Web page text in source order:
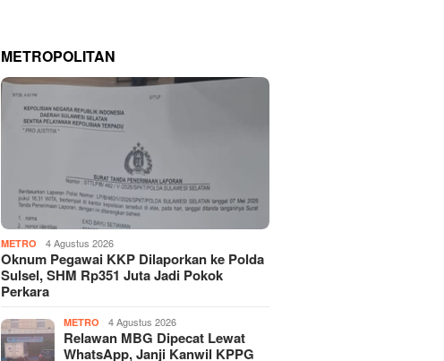
METROPOLITAN
METRO 4 Agustus 2026
Oknum Pegawai KKP Dilaporkan ke Polda
Sulsel, SHM Rp351 Juta Jadi Pokok
Perkara
METRO 4 Agustus 2026
Relawan MBG Dipecat Lewat
WhatsApp, Janji Kanwil KPPG